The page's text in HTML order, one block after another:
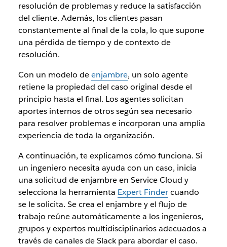
resolución de problemas y reduce la satisfacción
del cliente. Además, los clientes pasan
constantemente al final de la cola, lo que supone
una pérdida de tiempo y de contexto de
resolución.
Con un modelo deenjambre, un solo agente
retiene la propiedad del caso original desde el
principio hasta el final. Los agentes solicitan
aportes internos de otros según sea necesario
para resolver problemas e incorporan una amplia
experiencia de toda la organización.
A continuación, te explicamos cómo funciona. Si
un ingeniero necesita ayuda con un caso, inicia
una solicitud de enjambre en Service Cloud y
selecciona la herramienta Expert Findercuando
se le solicita. Se crea el enjambre y el flujo de
trabajo reúne automáticamente a los ingenieros,
grupos y expertos multidisciplinarios adecuados a
través de canales de Slack para abordar el caso.